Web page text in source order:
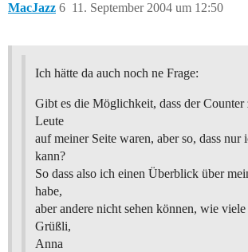
MacJazz 11. September 2004 um 12:50
6
Ich hätte da auch noch ne Frage:
Gibt es die Möglichkeit, dass der
Leute
auf meiner Seite waren, aber so, dass nur
kann?
So dass also ich einen Überblick über
habe,
aber andere nicht sehen können, wie
Grüßli,
Anna